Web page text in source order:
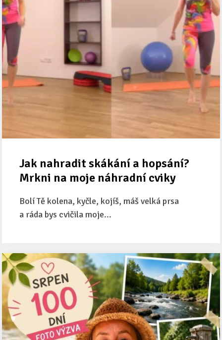
Jak nahradit skákání a hopsání?
Mrkni na moje náhradní cviky
Bolí Tě kolena, kyčle, kojíš, máš velká prsa
a ráda bys cvičila moje...